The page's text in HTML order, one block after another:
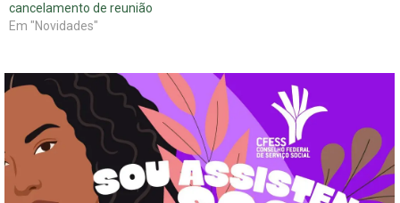
cancelamento de reunião
Em "Novidades"